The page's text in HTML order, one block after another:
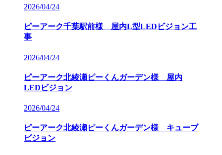
2026/04/24
ピーアーク千葉駅前様 屋内L型LEDビジョン工
事
2026/04/24
ピーアーク北綾瀬ピーくんガーデン様 屋内
LEDビジョン
2026/04/24
ピーアーク北綾瀬ピーくんガーデン様 キューブ
ビジョン